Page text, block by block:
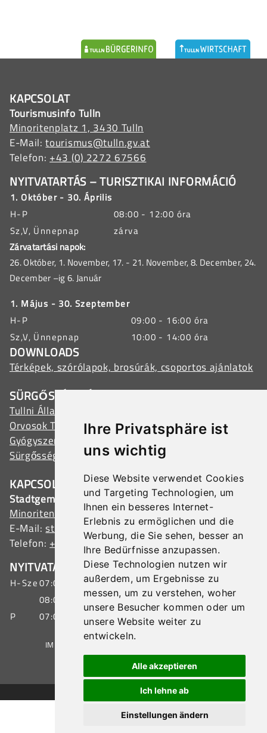
Ihre Privatsphäre ist
uns wichtig
Diese Website verwendet Cookies
und Targeting Technologien, um
Ihnen ein besseres Internet-
Erlebnis zu ermöglichen und die
Werbung, die Sie sehen, besser an
Ihre Bedürfnisse anzupassen.
Diese Technologien nutzen wir
außerdem, um Ergebnisse zu
messen, um zu verstehen, woher
unsere Besucher kommen oder um
unsere Website weiter zu
entwickeln.
Alle akzeptieren
Ich lehne ab
Einstellungen ändern
KAPCSOLAT
Tourismusinfo Tulln
Minoritenplatz 1, 3430 Tulln
E-Mail:tourismus@tulln.gv.at
Telefon: +43 (0) 2272 67566
NYITVATARTÁS – TURISZTIKAI INFORMÁCIÓ
1. Október - 30. Április
H-P
08:00 - 12:00 óra
Sz,V, Ünnepnap
zárva
Zárvatartási napok:
26. Október, 1. November, 17. - 21. November, 8. December, 24.
December –ig 6. Január
1. Május - 30. Szeptember
H-P
09:00 - 16:00 óra
Sz,V, Ünnepnap
10:00 - 14:00 óra
DOWNLOADS
Térképek, szórólapok, brosúrák, csoportos ajánlatok
SÜRGŐSSÉGI CÍMEK
Tullni Állami Kórház
Orvosok Tullnban
Gyógyszertárak Tullnban
Sürgősségi szolgálatok
KAPCSOLAT
Stadtgemeinde Tulln
Minoritenplatz 1, 3430 Tulln, Austria
E-Mail:stadtamt@tulln.gv.at
Telefon: +43 (0) 2272 690-0
NYITVATARTÁS ÜGYFÉLSZOLGÁLAT
H-Sze07:00 - 15:30 óra
08:00 - 19:00 óra
P
07:00 - 12:00 óra
IMPRESSZUM
© 2026 Stadtgemeinde Tulln